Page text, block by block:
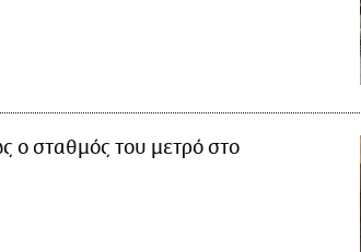
ο σταθμός του μετρό στο